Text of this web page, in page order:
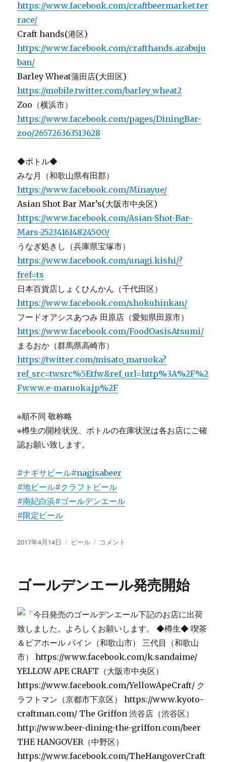
https://www.facebook.com/craftbeermarket.ter
race/
Craft hands(港区)
https://www.facebook.com/crafthands.azabuju
ban/
Barley Wheat蒲田店(大田区)
https://mobile.twitter.com/barley_wheat2
Zoo（横浜市）
https://www.facebook.com/pages/DiningBar-
zoo/265726363513628
◆ボトル◆
みな月（和歌山県有田郡）
https://www.facebook.com/Minayue/
Asian Shot Bar Mar’s(大阪市中央区)
https://www.facebook.com/Asian-Shot-Bar-
Mars-252341614824500/
うなぎ処きし（兵庫県宝塚市）
https://www.facebook.com/unagi.kishi/?
fref=ts
日本百貨店しょくひんかん（千代田区）
https://www.facebook.com/shokuhinkan/
フードオアシスあつみ 田原店（愛知県田原市）
https://www.facebook.com/FoodOasisAtsumi/
まるおか（群馬県高崎市）
https://twitter.com/misato_maruoka?
ref_src=twsrc%5Etfw&ref_url=http%3A%2F%2
Fwww.e-maruoka.jp%2F
※順不同 敬称略
※樽生の開栓状況、ボトルの在庫状況は各お店にご確
認お願い致します。
#ナギサビール#nagisabeer
#地ビール#クラフトビール
#南紀白浜#ゴールデンエール
#限定ビール
投
2017年4月14日
カ
ー
ビール
限
ル
ル
デ
ン
エ
ー
ル」
に
コメント
ゴールデンエール発売開始